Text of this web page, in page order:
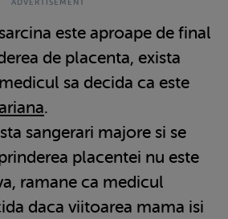
este aproape de final
de placenta, exista
sa decida ca este
.
sangerari majore si se
placentei nu este
ramane ca medicul
daca viitoarea mama isi